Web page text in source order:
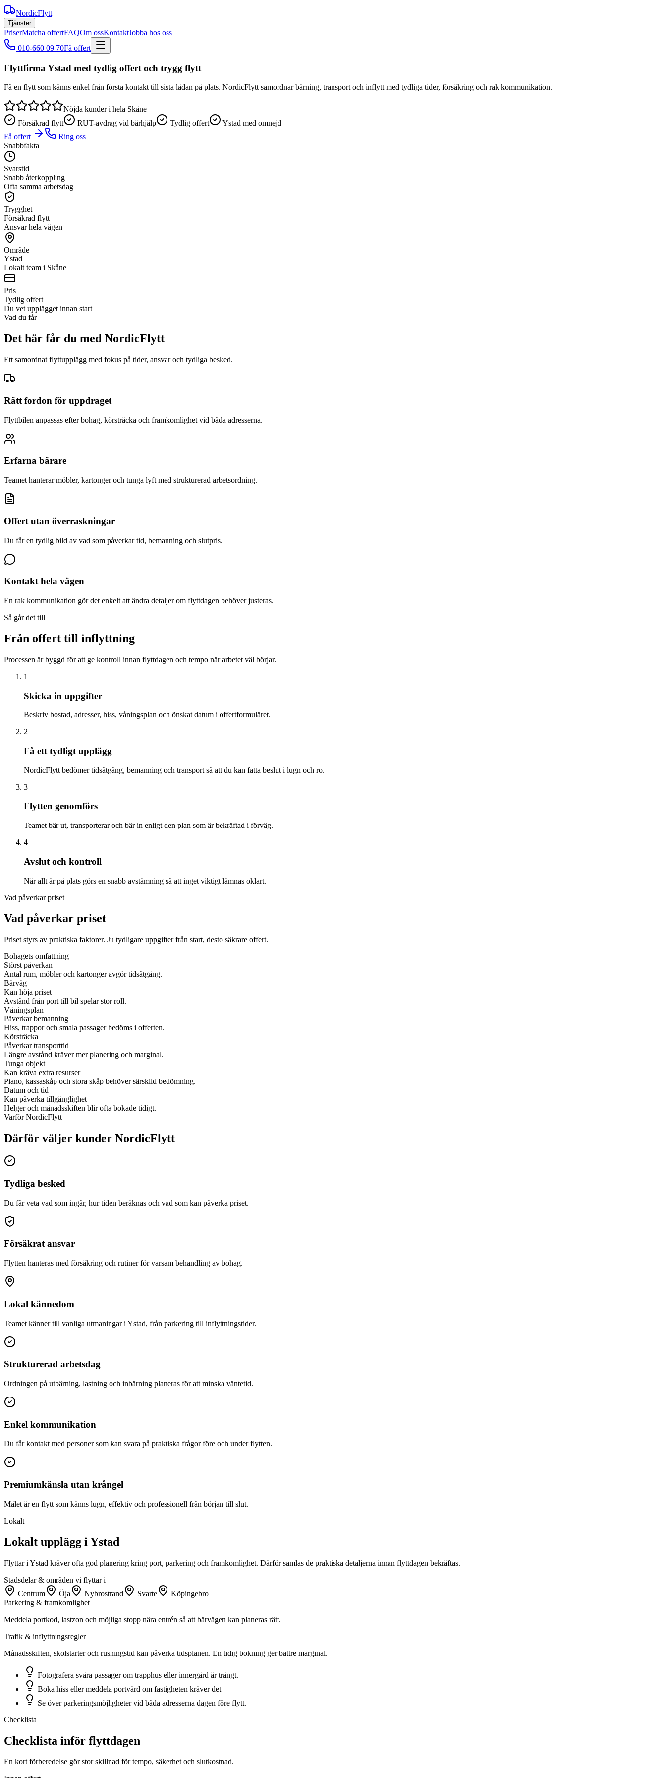
NordicFlytt
Tjänster
PriserMatcha offertFAQOm ossKontaktJobba hos oss
010-660 09 70Få offert
Flyttfirma Ystad med tydlig offert och trygg flytt
Få en flytt som känns enkel från första kontakt till sista lådan på plats. NordicFlytt samordnar bärning, transport och inflytt med tydliga tider, försäkring och rak kommunikation.
Nöjda kunder i hela Skåne
Försäkrad flytt
RUT-avdrag vid bärhjälp Tydlig offert
Ystad med omnejd
Få offert
Ring oss
Snabbfakta
Svarstid
Snabb återkoppling
Ofta samma arbetsdag
Trygghet
Försäkrad flytt
Ansvar hela vägen
Område
Ystad
Lokalt team i Skåne
Pris
Tydlig offert
Du vet upplägget innan start
Vad du får
Det här får du med NordicFlytt
Ett samordnat flyttupplägg med fokus på tider, ansvar och tydliga besked.
Rätt fordon för uppdraget
Flyttbilen anpassas efter bohag, körsträcka och framkomlighet vid båda adresserna.
Erfarna bärare
Teamet hanterar möbler, kartonger och tunga lyft med strukturerad arbetsordning.
Offert utan överraskningar
Du får en tydlig bild av vad som påverkar tid, bemanning och slutpris.
Kontakt hela vägen
En rak kommunikation gör det enkelt att ändra detaljer om flyttdagen behöver justeras.
Så går det till
Från offert till inflyttning
Processen är byggd för att ge kontroll innan flyttdagen och tempo när arbetet väl börjar.
1
Skicka in uppgifter
Beskriv bostad, adresser, hiss, våningsplan och önskat datum i offertformuläret.
2
Få ett tydligt upplägg
NordicFlytt bedömer tidsåtgång, bemanning och transport så att du kan fatta beslut i lugn och ro.
3
Flytten genomförs
Teamet bär ut, transporterar och bär in enligt den plan som är bekräftad i förväg.
4
Avslut och kontroll
När allt är på plats görs en snabb avstämning så att inget viktigt lämnas oklart.
Vad påverkar priset
Vad påverkar priset
Priset styrs av praktiska faktorer. Ju tydligare uppgifter från start, desto säkrare offert.
Bohagets omfattning
Störst påverkan
Antal rum, möbler och kartonger avgör tidsåtgång.
Bärväg
Kan höja priset
Avstånd från port till bil spelar stor roll.
Våningsplan
Påverkar bemanning
Hiss, trappor och smala passager bedöms i offerten.
Körsträcka
Påverkar transporttid
Längre avstånd kräver mer planering och marginal.
Tunga objekt
Kan kräva extra resurser
Piano, kassaskåp och stora skåp behöver särskild bedömning.
Datum och tid
Kan påverka tillgänglighet
Helger och månadsskiften blir ofta bokade tidigt.
Varför NordicFlytt
Därför väljer kunder NordicFlytt
Tydliga besked
Du får veta vad som ingår, hur tiden beräknas och vad som kan påverka priset.
Försäkrat ansvar
Flytten hanteras med försäkring och rutiner för varsam behandling av bohag.
Lokal kännedom
Teamet känner till vanliga utmaningar i Ystad, från parkering till inflyttningstider.
Strukturerad arbetsdag
Ordningen på utbärning, lastning och inbärning planeras för att minska väntetid.
Enkel kommunikation
Du får kontakt med personer som kan svara på praktiska frågor före och under flytten.
Premiumkänsla utan krångel
Målet är en flytt som känns lugn, effektiv och professionell från början till slut.
Lokalt
Lokalt upplägg i Ystad
Flyttar i Ystad kräver ofta god planering kring port, parkering och framkomlighet. Därför samlas de praktiska detaljerna innan flyttdagen bekräftas.
Stadsdelar & områden vi flyttar i
Centrum
Öja Nybrostrand Svarte
Köpingebro
Parkering & framkomlighet
Meddela portkod, lastzon och möjliga stopp nära entrén så att bärvägen kan planeras rätt.
Trafik & inflyttningsregler
Månadsskiften, skolstarter och rusningstid kan påverka tidsplanen. En tidig bokning ger bättre marginal.
Fotografera svåra passager om trapphus eller innergård är trångt.
Boka hiss eller meddela portvärd om fastigheten kräver det.
Se över parkeringsmöjligheter vid båda adresserna dagen före flytt.
Checklista
Checklista inför flyttdagen
En kort förberedelse gör stor skillnad för tempo, säkerhet och slutkostnad.